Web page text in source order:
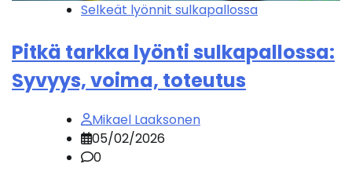
Selkeät lyönnit sulkapallossa
Pitkä tarkka lyönti sulkapallossa:
Syvyys, voima, toteutus
Mikael Laaksonen
05/02/2026
0